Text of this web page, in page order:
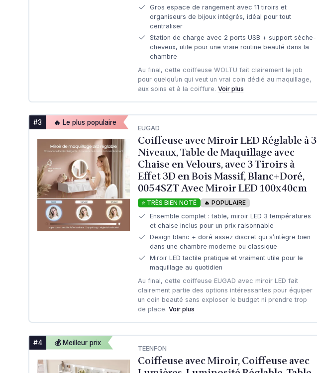
Gros espace de rangement avec 11 tiroirs et
organiseurs de bijoux intégrés, idéal pour tout
centraliser
Station de charge avec 2 ports USB + support sèche-
cheveux, utile pour une vraie routine beauté dans la
chambre
Au final, cette coiffeuse WOLTU fait clairement le job
pour quelqu’un qui veut un vrai coin dédié au maquillage,
aux soins et à la coiffure. Voir plus
#3 🔥 Le plus populaire
EUGAD
Coiffeuse avec Miroir LED Réglable à 3
Niveaux, Table de Maquillage avec
Chaise en Velours, avec 3 Tiroirs à
Effet 3D en Bois Massif, Blanc+Doré,
0054SZT Avec Miroir LED 100x40cm
⭐ TRÈS BIEN NOTÉ
🔥 POPULAIRE
Ensemble complet : table, miroir LED 3 températures
et chaise inclus pour un prix raisonnable
Design blanc + doré assez discret qui s’intègre bien
dans une chambre moderne ou classique
Miroir LED tactile pratique et vraiment utile pour le
maquillage au quotidien
Au final, cette coiffeuse EUGAD avec miroir LED fait
clairement partie des options intéressantes pour équiper
un coin beauté sans exploser le budget ni prendre trop
de place. Voir plus
#4 💰 Meilleur prix
TEENFON
Coiffeuse avec Miroir, Coiffeuse avec